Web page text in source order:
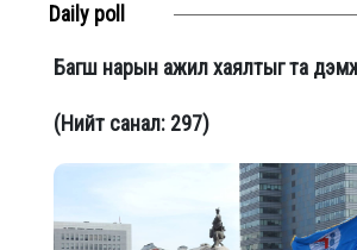
Daily poll
Багш нарын ажил хаялтыг та
(Нийт санал: 297)